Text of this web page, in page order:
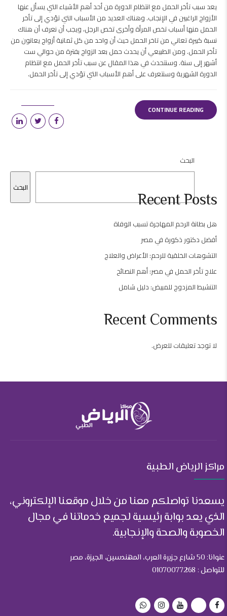
يعد سبب تأخر الحمل مع انتظام الدورة من أحد أهم الأشياء التي يسأل عنها
الأزواج الراغبين في الإنجاب. وهناك العديد من الأسباب التي تؤدي إلى تأخر
الحمل منها أسباب تخص المرأة وأخرى تخص الرجل، ويجب أن نعرف أن هناك
نسبة كبيرة تعاني من تاخر الحمل حيث أن واحد من كل ثمانية أزواج يعانون من
تأخر الحمل. ومن الطبيعي أن يحدث حمل بعد الزواج بفترة من حوالي ست
أشهر إلى سنة. وسنتحدث في هذا المقال عن سبب تأخر الحمل مع انتظام
الدورة الشهرية وسنتعرف على أهم الأسباب التي تؤدي إلى تأخر الحمل.
CONTINUE READING
البحث
البحث
Recent Posts
هل بطانة الرحم المهاجرة تسبب الوفاة
أفضل دكتور ذكورة في مصر
التشوهات الخلقية للرحم: الأعراض والعلاج
علاج تأخر الحمل في مصر: أهم النصائح
التنشيط المزدوج للمبيض: دليل شامل
Recent Comments
لا توجد تعليقات للعرض.
مراكز الرياض الطبية
يسعدنا تواصلكم معنا من خلال موقعنا الإلكتروني،
الذي يعد بوابة رئيسية لجميع خدماتنا في مجال
الخصوبة والصحة والإنجابية.
عنوانا: 50 شارع جزيرة العرب، المهندسين، الجيزة، مصر
للتواصل : 01070077268